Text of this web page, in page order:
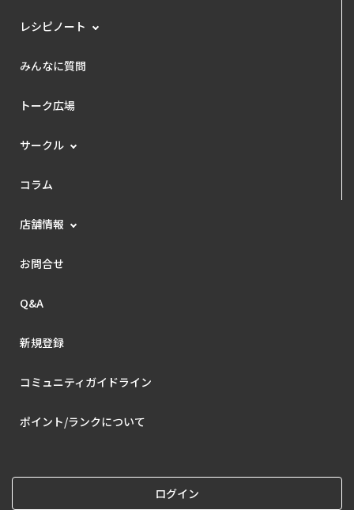
レシピノート
みんなに質問
トーク広場
サークル
コラム
店舗情報
お問合せ
Q&A
新規登録
コミュニティガイドライン
ポイント/ランクについて
ログイン